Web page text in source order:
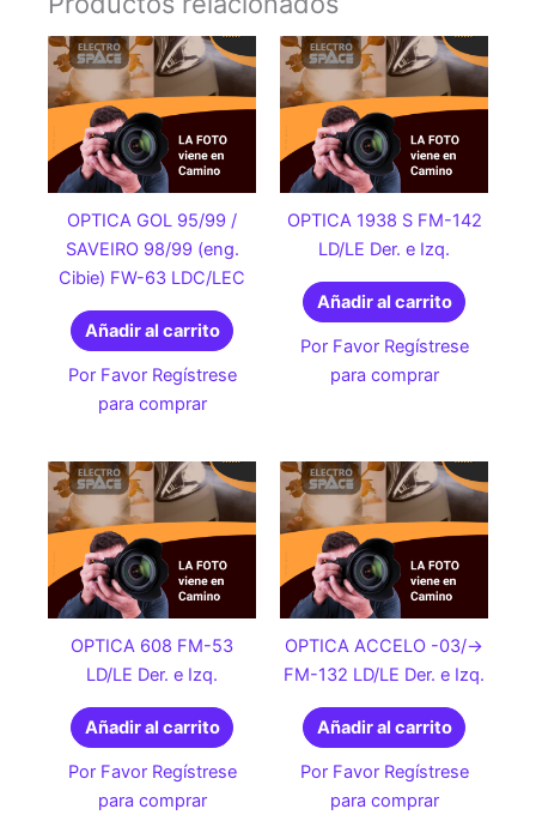
OPTICA GOL 95/99 /
SAVEIRO 98/99 (eng.
Cibie) FW-63 LDC/LEC
Añadir al carrito
Por Favor Regístrese
para comprar
OPTICA 1938 S FM-142
LD/LE Der. e Izq.
Añadir al carrito
Por Favor Regístrese
para comprar
OPTICA 608 FM-53
LD/LE Der. e Izq.
Añadir al carrito
Por Favor Regístrese
para comprar
OPTICA ACCELO -03/->
FM-132 LD/LE Der. e Izq.
Añadir al carrito
Por Favor Regístrese
para comprar